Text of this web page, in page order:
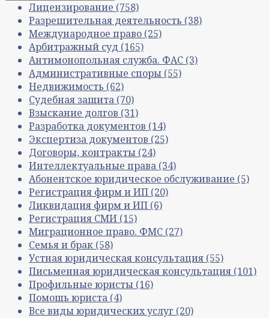
Лицензирование (758)
Разрешительная деятельность (38)
Международное право (25)
Арбитражный суд (165)
Антимонопольная служба. ФАС (3)
Административные споры (55)
Недвижимость (62)
Судебная защита (70)
Взыскание долгов (31)
Разработка документов (14)
Экспертиза документов (25)
Договоры, контракты (24)
Интеллектуальные права (34)
Абонентское юридическое обслуживание (5)
Регистрация фирм и ИП (20)
Ликвидация фирм и ИП (6)
Регистрация СМИ (15)
Миграционное право. ФМС (27)
Семья и брак (58)
Устная юридическая консультация (55)
Письменная юридическая консультация (101)
Профильные юристы (16)
Помощь юриста (4)
Все виды юридических услуг (20)